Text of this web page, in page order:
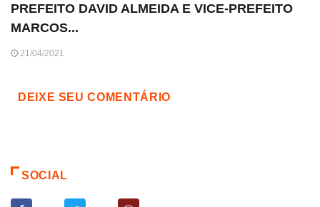
PREFEITO DAVID ALMEIDA E VICE-PREFEITO
MARCOS...
21/04/2021
DEIXE SEU COMENTÁRIO
SOCIAL